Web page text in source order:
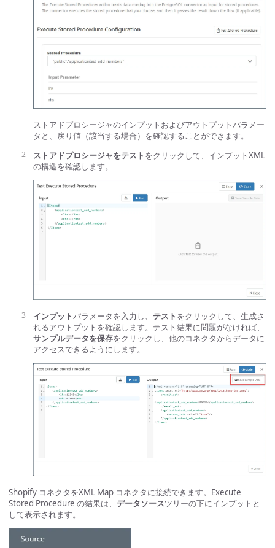
ストアドプロシージャのインプットおよびアウトプットパラメー
タと、戻り値（該当する場合）を確認することができます。
ストアドプロシージャをテストをクリックして、インプットXML
の構造を確認します。
インプットパラメータを入力し、 テストをクリックして、生成さ
れるアウトプットを確認します。テスト結果に問題がなければ、
サンプルデータを保存をクリックし、他のコネクタからデータに
アクセスできるようにします。
Shopify コネクタをXML Map コネクタに接続できます。Execute
Stored Procedure の結果は、 データソースツリーの下にインプットと
して表示されます。